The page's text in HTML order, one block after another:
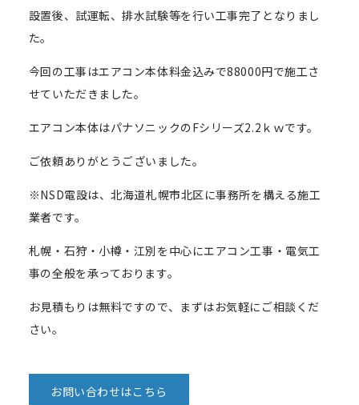
設置後、試運転、排水試験等を行い工事完了となりまし
た。
今回の工事はエアコン本体料金込みで88000円で施工さ
せていただきました。
エアコン本体はパナソニックのFシリーズ2.2ｋｗです。
ご依頼ありがとうございました。
※NSD電設は、北海道札幌市北区に事務所を構える施工
業者です。
札幌・石狩・小樽・江別を中心にエアコン工事・電気工
事の全般を承っております。
お見積もりは無料ですので、まずはお気軽にご相談くだ
さい。
お問い合わせはこちら